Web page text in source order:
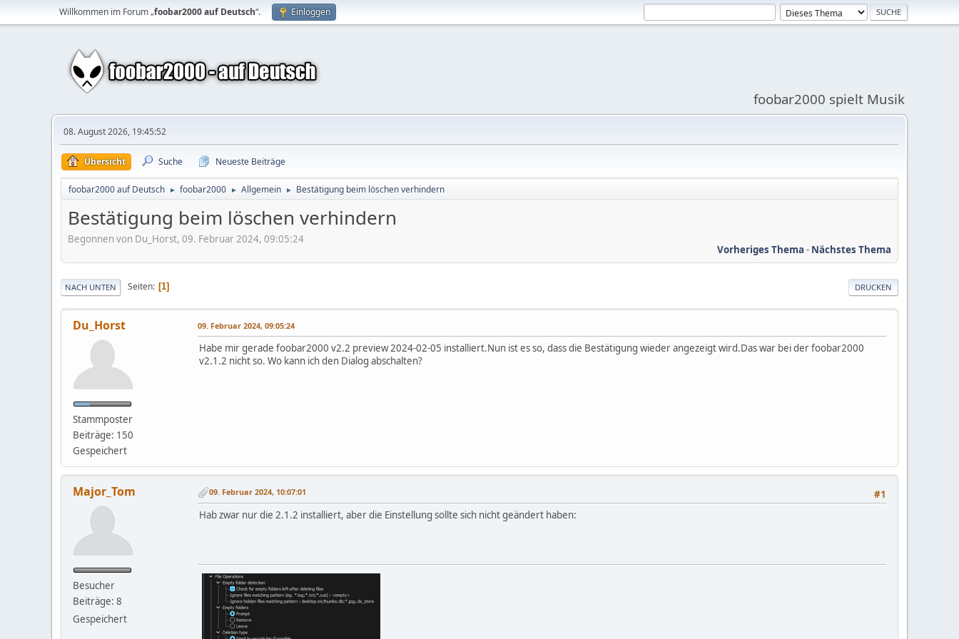
Willkommen im Forum „foobar2000 auf Deutsch“. Einloggen
foobar2000 spielt Musik
08. August 2026, 19:45:52
Übersicht Suche Neueste Beiträge
foobar2000 auf Deutsch ► foobar2000 ► Allgemein ► Bestätigung beim löschen verhindern
Bestätigung beim löschen verhindern
Begonnen von Du_Horst, 09. Februar 2024, 09:05:24
Vorheriges Thema - Nächstes Thema
DRUCKEN
NACH UNTEN Seiten 1
Du_Horst
Stammposter
Beiträge: 150
Gespeichert
09. Februar 2024, 09:05:24
Habe mir gerade foobar2000 v2.2 preview 2024-02-05 installiert.Nun ist es so, dass die Bestätigung wieder angezeigt wird.Das war bei der foobar2000
v2.1.2 nicht so. Wo kann ich den Dialog abschalten?
Major_Tom
Besucher
Beiträge: 8
Gespeichert
#1
09. Februar 2024, 10:07:01
Hab zwar nur die 2.1.2 installiert, aber die Einstellung sollte sich nicht geändert haben: